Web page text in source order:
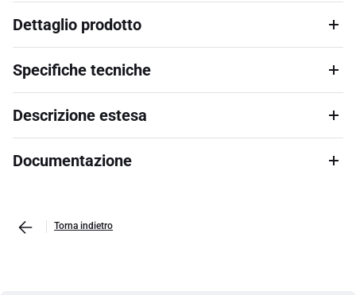
Dettaglio prodotto
Specifiche tecniche
Descrizione estesa
Documentazione
Torna indietro